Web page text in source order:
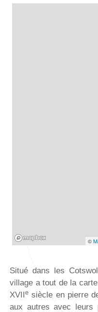
©
Situé dans les
village a tout de la
XVIIe siècle en pierre
aux autres avec leurs